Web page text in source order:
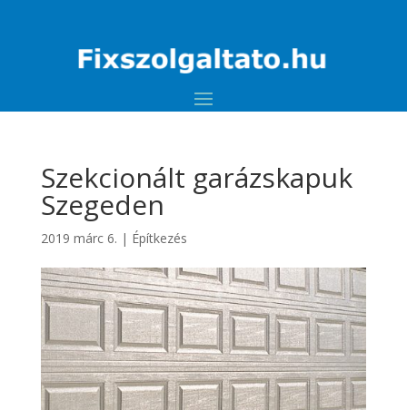
Szekcionált garázskapuk
Szegeden
2019 márc 6. | Építkezés